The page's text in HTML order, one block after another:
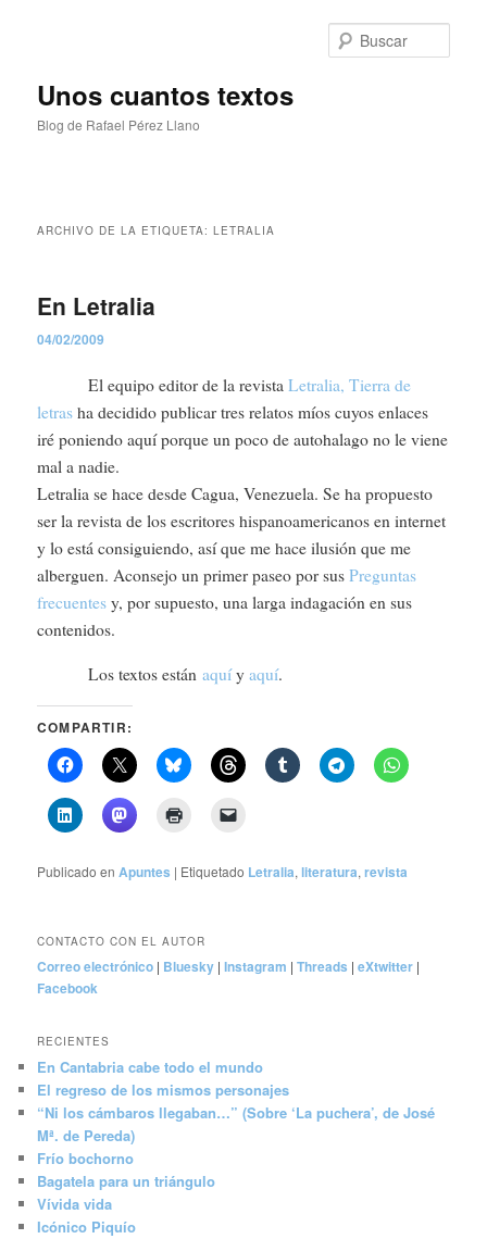
Unos cuantos textos
Blog de Rafael Pérez Llano
ARCHIVO DE LA ETIQUETA:LETRALIA
En Letralia
04/02/2009
El equipo editor de la revista Letralia, Tierra de
letrasha decidido publicar tres relatos míos cuyos enlaces
iré poniendo aquí porque un poco de autohalago no le viene
mal a nadie.
Letralia se hace desde Cagua, Venezuela. Se ha propuesto
ser la revista de los escritores hispanoamericanos en internet
y lo está consiguiendo, así que me hace ilusión que me
alberguen. Aconsejo un primer paseo por susPreguntas
frecuentes y, por supuesto, una larga indagación en sus
contenidos.
Los textos están aquíy aquí.
COMPARTIR:
Publicado en Apuntes | Etiquetado Letralia,literatura,revista
CONTACTO CON EL AUTOR
Correo electrónico | Bluesky |Instagram |Threads |eXtwitter |
Facebook
RECIENTES
En Cantabria cabe todo el mundo
El regreso de los mismos personajes
“Ni los cámbaros llegaban…” (Sobre ‘La puchera’, de José
Mª. de Pereda)
Frío bochorno
Bagatela para un triángulo
Vívida vida
Icónico Piquío